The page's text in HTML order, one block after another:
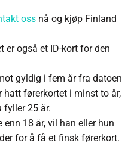
oss nå og kjøp Finland
er også et ID-kort for den
gyldig i fem år fra datoen
hatt førerkortet i minst to år,
fyller 25 år.
enn 18 år, vil han eller hun
for å få et finsk førerkort.